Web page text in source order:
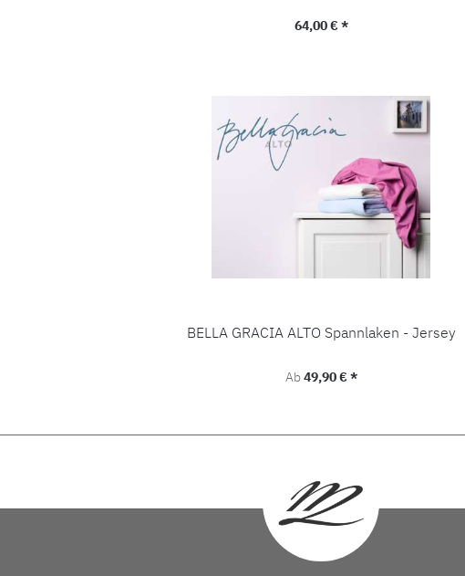
Regulärer Preis:
64,00 € *
BELLA GRACIA ALTO Spannlaken - Jersey
Regulärer Preis:
Ab49,90 € *